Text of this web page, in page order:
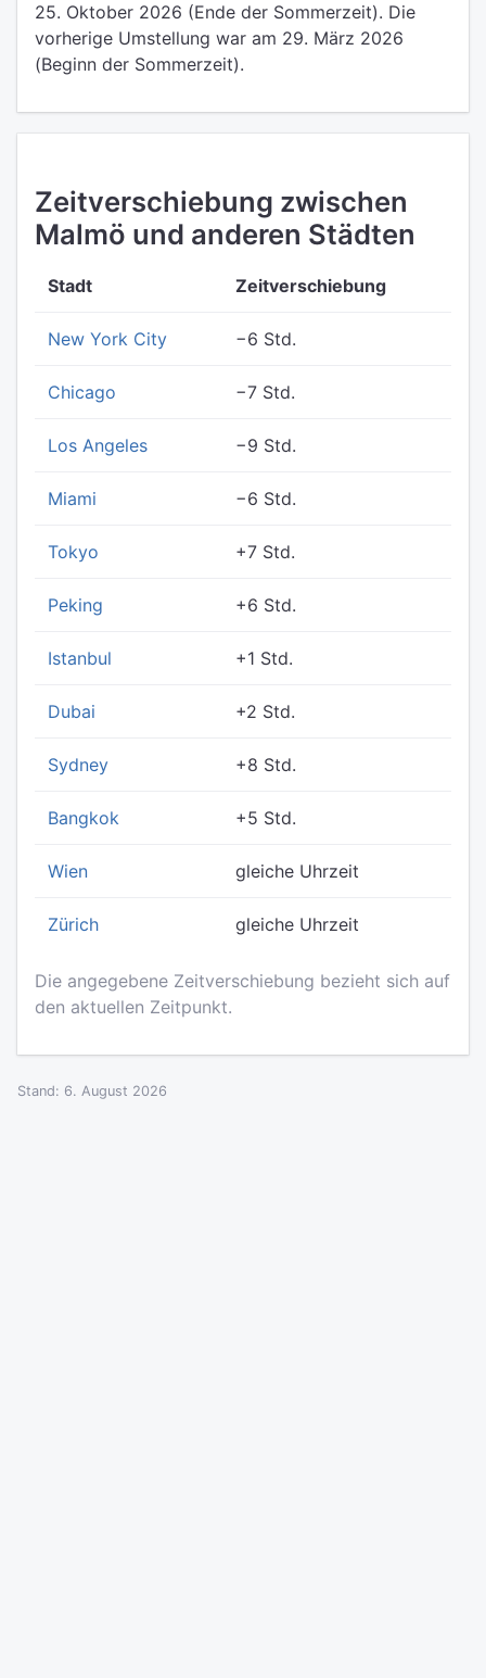
25. Oktober 2026 (Ende der Sommerzeit). Die
vorherige Umstellung war am 29. März 2026
(Beginn der Sommerzeit).
Zeitverschiebung zwischen
Malmö und anderen Städten
Stadt Zeitverschiebung
New York City −6 Std.
Chicago −7 Std.
Los Angeles −9 Std.
Miami −6 Std.
Tokyo +7 Std.
Peking +6 Std.
Istanbul +1 Std.
Dubai +2 Std.
Sydney +8 Std.
Bangkok +5 Std.
Wien gleiche Uhrzeit
Zürich gleiche Uhrzeit
Die angegebene Zeitverschiebung bezieht sich auf
den aktuellen Zeitpunkt.
Stand: 6. August 2026